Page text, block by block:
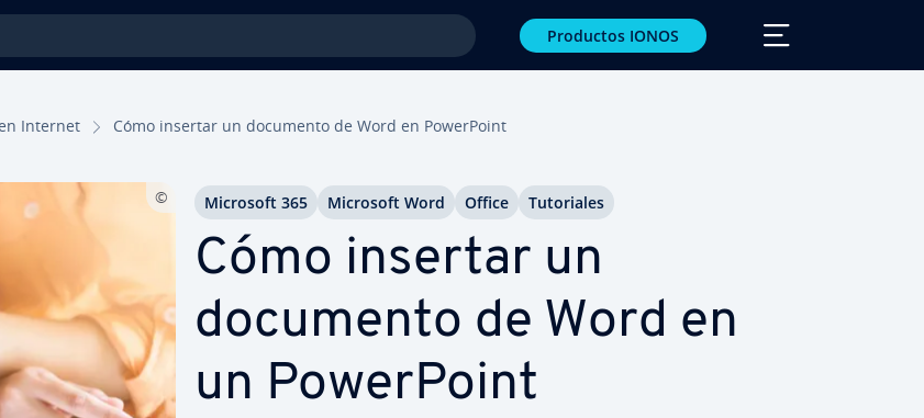
Productos IONOS
Internet Cómo insertar un documento de Word en Po­we­r­Poi­nt
Cómo insertar un
documento de Word en
un Po­we­r­Poi­nt
Microsoft 365 Microsoft Word Office Tu­to­ria­les